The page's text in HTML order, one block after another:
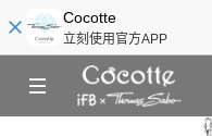
Cocotte
立刻使用官方APP